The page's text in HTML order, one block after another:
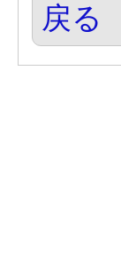
戻る